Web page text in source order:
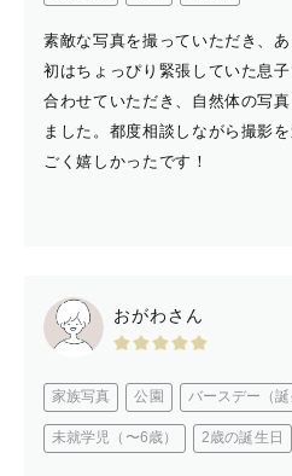
素敵な写真を撮っていただき、
初はちょっぴり緊張していた息
合わせていただき、自然体の写
ました。都度相談しながら撮影
ごく嬉しかったです！
おがわさん
家族写真 公園 バースデー（誕
未就学児（〜6歳） 2歳の誕生日